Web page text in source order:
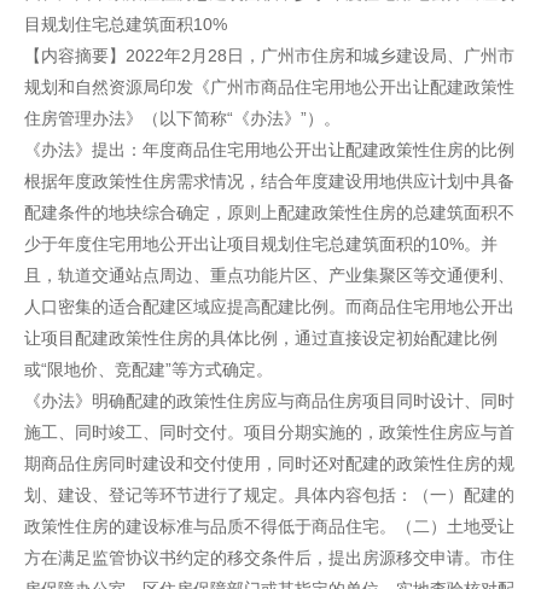
目规划住宅总建筑面积10%
【内容摘要】2022年2月28日，广州市住房和城乡建设局、广州市
规划和自然资源局印发《广州市商品住宅用地公开出让配建政策性
住房管理办法》（以下简称“《办法》”）。
《办法》提出：年度商品住宅用地公开出让配建政策性住房的比例
根据年度政策性住房需求情况，结合年度建设用地供应计划中具备
配建条件的地块综合确定，原则上配建政策性住房的总建筑面积不
少于年度住宅用地公开出让项目规划住宅总建筑面积的10%。并
且，轨道交通站点周边、重点功能片区、产业集聚区等交通便利、
人口密集的适合配建区域应提高配建比例。而商品住宅用地公开出
让项目配建政策性住房的具体比例，通过直接设定初始配建比例
或“限地价、竞配建”等方式确定。
《办法》明确配建的政策性住房应与商品住房项目同时设计、同时
施工、同时竣工、同时交付。项目分期实施的，政策性住房应与首
期商品住房同时建设和交付使用，同时还对配建的政策性住房的规
划、建设、登记等环节进行了规定。具体内容包括：（一）配建的
政策性住房的建设标准与品质不得低于商品住宅。（二）土地受让
方在满足监管协议书约定的移交条件后，提出房源移交申请。市住